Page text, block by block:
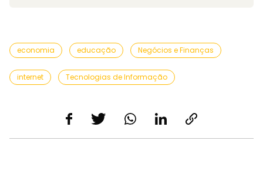
economia educação Negócios e Finanças
internet Tecnologias de Informação